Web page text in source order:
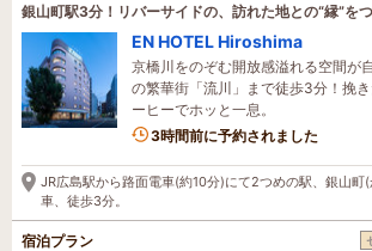
銀山町駅3分！リバーサイドの、訪れた地との“縁”を
EN HOTEL Hiroshima
京橋川をのぞむ開放感溢れる空間が
の繁華街「流川」まで徒歩3分！挽
ーヒーでホッと一息。
1名がこの宿を見ています
3時間前に予約されました
JR広島駅から路面電車(約10分)にて2つめの駅、銀山町
車、徒歩3分。
宿泊プラン